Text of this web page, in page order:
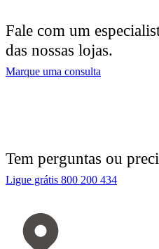
Fale com um
das nossas lojas.
Marque uma consulta
Tem perguntas ou
Ligue grátis 800 200 434